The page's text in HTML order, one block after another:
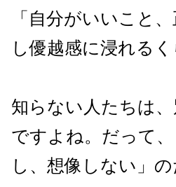
「自分がいいこと
し優越感に浸れるく
知らない人たちは
ですよね。だって
し、想像しない」の